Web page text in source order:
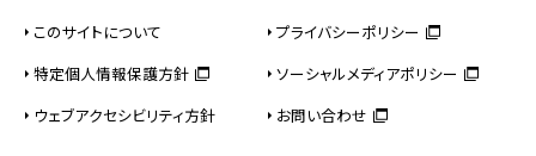
このサイトについて
プライバシーポリシー
特定個人情報保護方針
ソーシャルメディアポリシー
ウェブアクセシビリティ方針
お問い合わせ